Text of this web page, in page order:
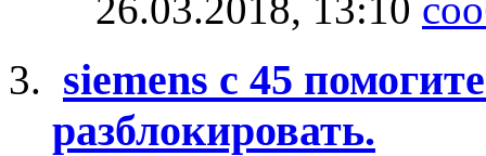
siemens c 45
разблокировать.